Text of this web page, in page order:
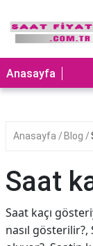
Anasayfa
Anasayfa Blog
Saat
Saat kaçı
nasıl